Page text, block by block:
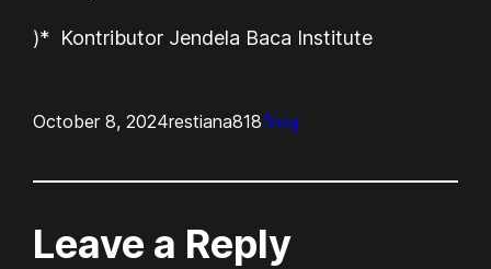
)* Kontributor Jendela Baca Institute
October 8, 2024restiana818Blog
Leave a Reply